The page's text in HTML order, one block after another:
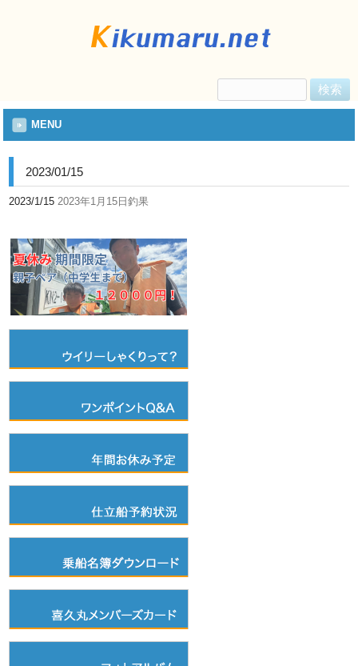
索:
MENU
2023/01/15
2023/1/15 2023年1月15日釣果